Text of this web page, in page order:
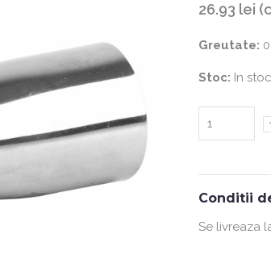
26.93 lei
Greutate:
Stoc: In stoc
Conditii
Se livreaza